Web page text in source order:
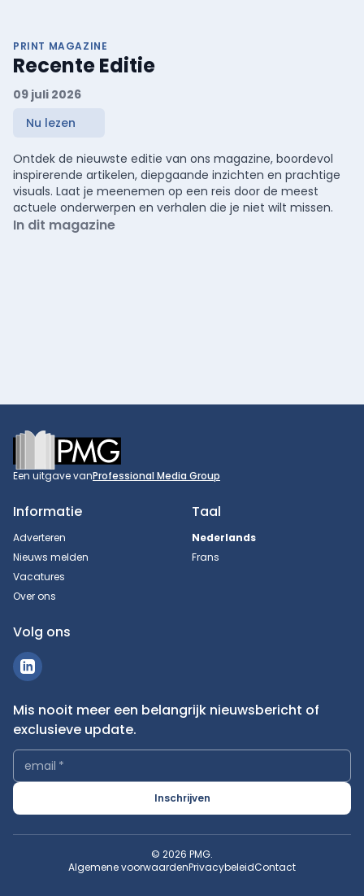
PRINT MAGAZINE
Recente Editie
09 juli 2026
Nu lezen
Ontdek de nieuwste editie van ons magazine, boordevol
inspirerende artikelen, diepgaande inzichten en prachtige
visuals. Laat je meenemen op een reis door de meest
actuele onderwerpen en verhalen die je niet wilt missen.
In dit magazine
Footer
Een uitgave vanProfessional Media Group
Informatie
Adverteren
Nieuws melden
Vacatures
Over ons
Taal
Nederlands
Frans
Volg ons
Mis nooit meer een belangrijk nieuwsbericht of
exclusieve update.
email *
Inschrijven
© 2026 PMG.
Algemene voorwaardenPrivacybeleidContact